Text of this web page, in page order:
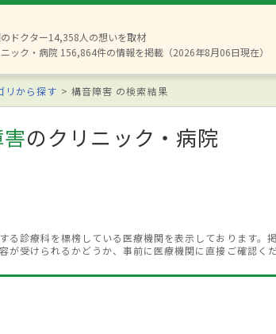
ドクター14,358人の想いを取材
ック・病院 156,864件の情報を掲載（2026年8月06日現在）
リから探す 構音障害 の検索結果
のクリニック・病院
診療科を標榜している医療機関を表示しております。
が受けられるかどうか、事前に医療機関に直接ご確認くだ